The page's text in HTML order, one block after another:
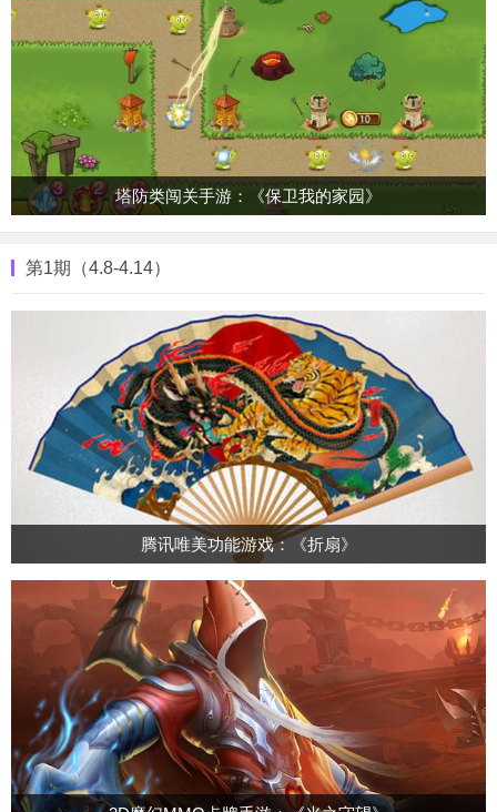
塔防类闯关手游：《保卫我的家园》
第1期（4.8-4.14）
腾讯唯美功能游戏：《折扇》